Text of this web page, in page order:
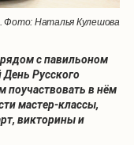
Фото: Наталья Кулешова
с павильоном
Русского
поучаствовать в нём
мастер-классы,
викторины и